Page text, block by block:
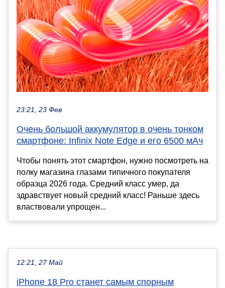
23:21, 23 Фев
Очень большой аккумулятор в очень тонком
смартфоне: Infinix Note Edge и его 6500 мАч
Чтобы понять этот смартфон, нужно посмотреть на
полку магазина глазами типичного покупателя
образца 2026 года. Средний класс умер, да
здравствует новый средний класс! Раньше здесь
властвовали упрощен...
12:21, 27 Май
iPhone 18 Pro станет самым спорным